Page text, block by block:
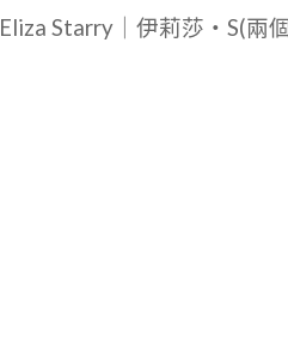
Starry｜伊莉莎・S(兩